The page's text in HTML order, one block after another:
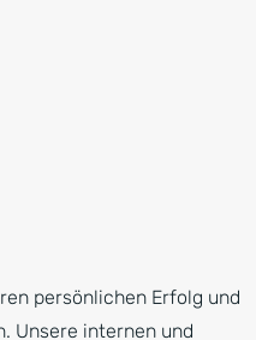
persönlichen Erfolg und
Unsere internen und